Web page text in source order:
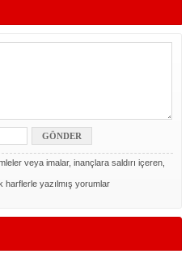
veya imalar, inançlara saldırı içeren,
yazılmış yorumlar